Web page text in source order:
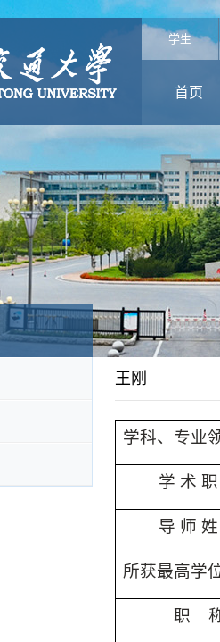
学生
首页
王刚
学科、专业
学 术
导 师
所获最高学
职